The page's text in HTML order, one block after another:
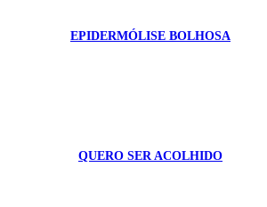
EPIDERMÓLISE BOLHOSA
QUERO SER ACOLHIDO